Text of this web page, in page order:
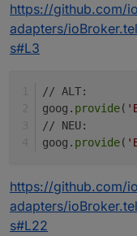
https://github.com/
adapters/
s#L3
// ALT:
goog. provide(
// NEU:
goog. provide(
https://github.com/
adapters/
s#L22